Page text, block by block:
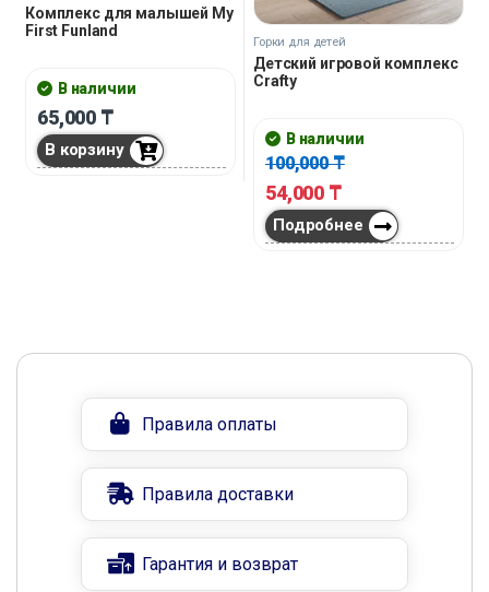
Комплекс для малышей My
First Funland
В наличии
65,000 ₸
В корзину
Горки для детей
Детский игровой комплекс
Crafty
В наличии
100,000₸
54,000 ₸
Подробнее
Правила оплаты
Правила доставки
Гарантия и возврат